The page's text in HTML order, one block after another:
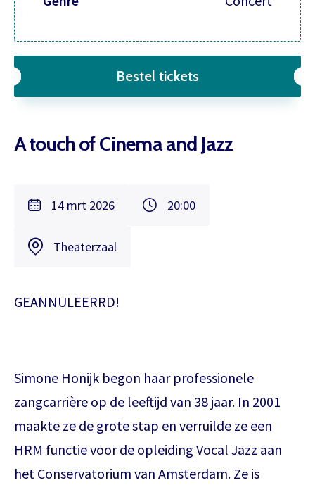
A touch of Cinema and Jazz
14 mrt 2026 20:00
Theaterzaal
GEANNULEERRD!
Simone Honijk begon haar professionele
zangcarrière op de leeftijd van 38 jaar. In 2001
maakte ze de grote stap en verruilde ze een
HRM functie voor de opleiding Vocal Jazz aan
het Conservatorium van Amsterdam. Ze is
Bestel tickets